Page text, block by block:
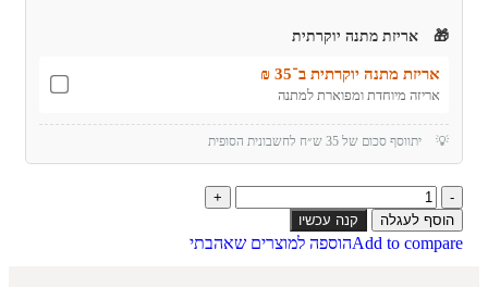
🎁 אריזת מתנה יוקרתית
אריזת מתנה יוקרתית ב־35 ₪
אריזה מיוחדת ומפוארת למתנה
💡 יתווסף סכום של 35 ש״ח לחשבונית הסופית
הוסף לעגלה קנה עכשיו
Add to compareהוספה למוצרים שאהבתי